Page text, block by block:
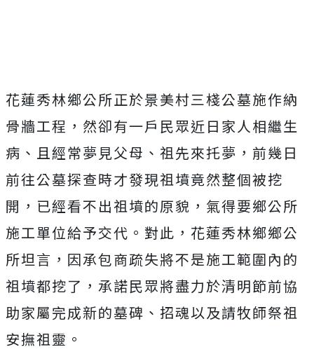
花蓮秀林鄉公所正於景美村三棧公墓施作納
骨牆工程，然卻有一戶民眾近日家人相繼生
病、且經常夢見父母、祖先來托夢，前幾日
前往公墓探查時才發現祖墳竟然整個被挖
開，已經看不出祖墳的原貌，氣得要鄉公所
施工單位給予交代。對此，花蓮秀林鄉鄉公
所坦言，因承包商疏失將不是施工範圍內的
祖墳都挖了，承諾民眾將盡力於清明節前協
助家屬完成新的墓碑、招魂以及請牧師祭祖
安撫祖靈。